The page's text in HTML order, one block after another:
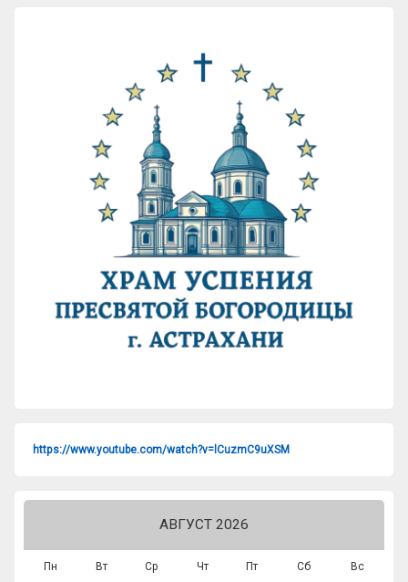
https://www.youtube.com/watch?v=lCuzmC9uXSM
АВГУСТ 2026
Пн Вт Ср Чт Пт Сб Вс